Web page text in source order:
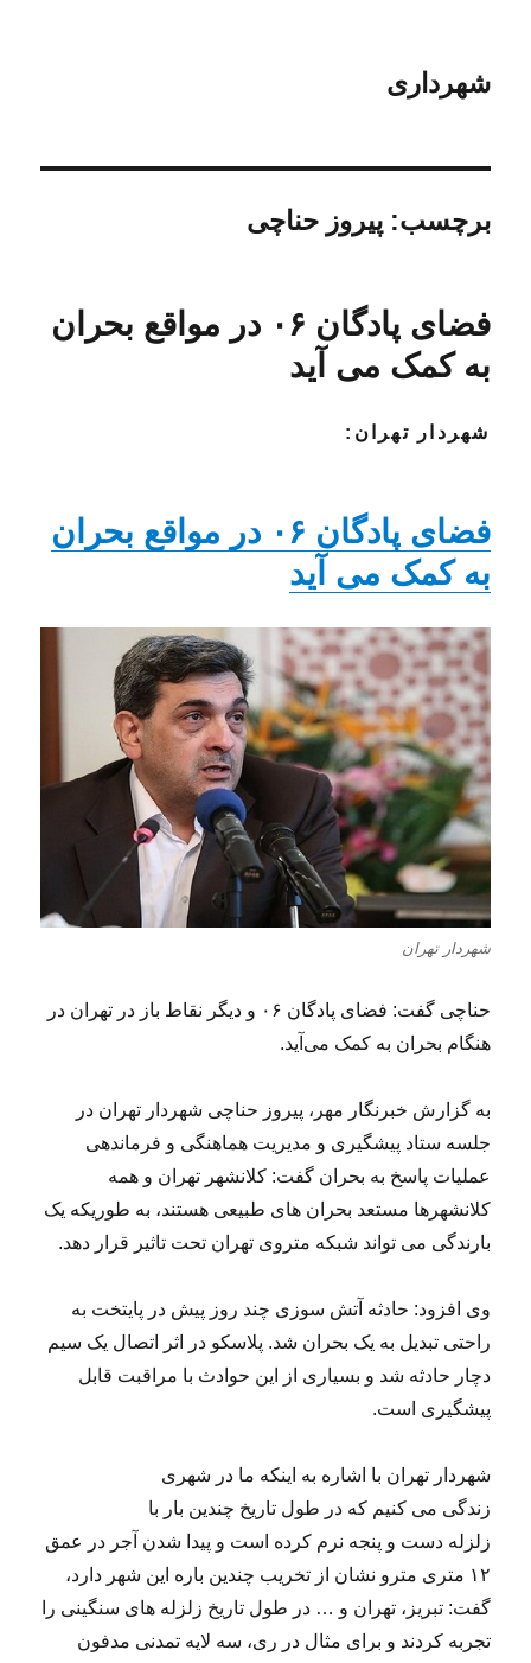
شهرداری
برچسب:پیروز حناچی
فضای پادگان ۰۶ در مواقع بحران
به کمک می آید
شهردار تهران:
فضای پادگان ۰۶ در مواقع بحران
به کمک می آید
شهردار تهران
حناچی گفت: فضای پادگان ۰۶ و دیگر نقاط باز در تهران در
هنگام بحران به کمک می‌آید.
به گزارش خبرنگار مهر، پیروز حناچی شهردار تهران در
جلسه ستاد پیشگیری و مدیریت هماهنگی و فرماندهی
عملیات پاسخ به بحران گفت: کلانشهر تهران و همه
کلانشهرها مستعد بحران های طبیعی هستند، به طوریکه یک
بارندگی می تواند شبکه متروی تهران تحت تاثیر قرار دهد.
وی افزود: حادثه آتش سوزی چند روز پیش در پایتخت به
راحتی تبدیل به یک بحران شد. پلاسکو در اثر اتصال یک سیم
دچار حادثه شد و بسیاری از این حوادث با مراقبت قابل
پیشگیری است.
شهردار تهران با اشاره به اینکه ما در شهری
زندگی می کنیم که در طول تاریخ چندین بار با
زلزله دست و پنجه نرم کرده است و پیدا شدن آجر در عمق
۱۲ متری مترو نشان از تخریب چندین باره این شهر دارد،
گفت: تبریز، تهران و … در طول تاریخ زلزله های سنگینی را
تجربه کردند و برای مثال در ری، سه لایه تمدنی مدفون